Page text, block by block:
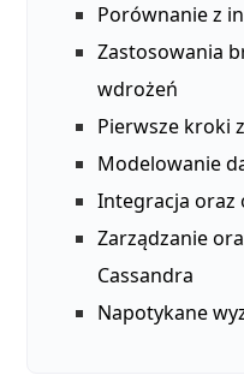
Porównanie z
Zastosowania
wdrożeń
Pierwsze kroki
Modelowanie
Integracja oraz
Zarządzanie
Cassandra
Napotykane